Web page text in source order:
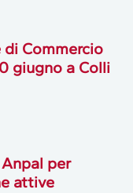
di Commercio
giugno a Colli
per
attive